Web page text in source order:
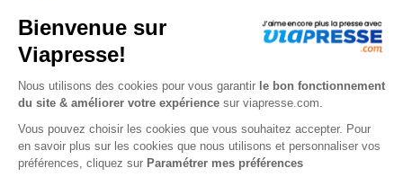
Je choisis un support
Papier
Je choisis une durée